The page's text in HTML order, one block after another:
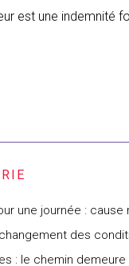
est une
une journée :
des
: le chemin